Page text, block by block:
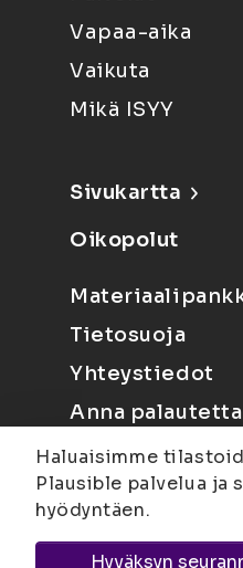
Vapaa-aika
Vaikuta
Mikä ISYY
Sivukartta
Oikopolut
Tietosuoja
Yhteystiedot
Anna palautetta
Haluaisimme
Plausible palvelua ja
hyödyntäen.
Hyväksyn